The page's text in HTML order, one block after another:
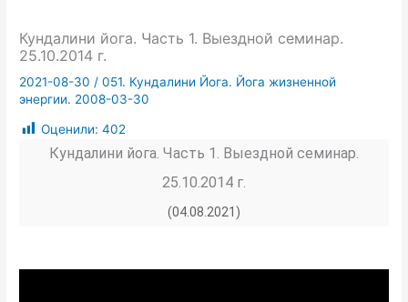
Кундалини йога. Часть 1. Выездной семинар.
25.10.2014 г.
2021-08-30 /051. Кундалини Йога. Йога жизненной
энергии. 2008-03-30
Оценили: 402
Кундалини йога. Часть 1. Выездной семинар.
25.10.2014 г.
(04.08.2021)